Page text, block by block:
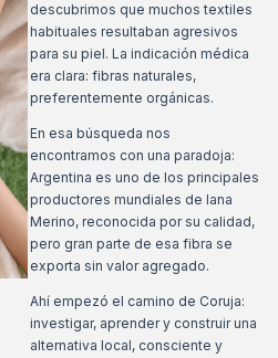
descubrimos que muchos textiles
habituales resultaban agresivos
para su piel. La indicación médica
era clara: fibras naturales,
preferentemente orgánicas.
En esa búsqueda nos
encontramos con una paradoja:
Argentina es uno de los principales
productores mundiales de lana
Merino, reconocida por su calidad,
pero gran parte de esa fibra se
exporta sin valor agregado.
Ahí empezó el camino de Coruja:
investigar, aprender y construir una
alternativa local, consciente y